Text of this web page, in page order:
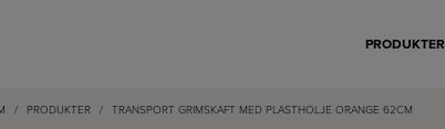
PRODUKTER
/ PRODUKTER / TRANSPORT GRIMSKAFT MED PLASTHÖLJE ORANGE 62CM